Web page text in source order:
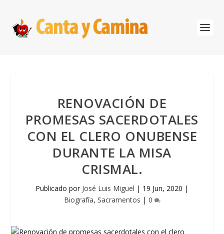
RENOVACIÓN DE
PROMESAS SACERDOTALES
CON EL CLERO ONUBENSE
DURANTE LA MISA
CRISMAL.
Publicado por José Luis Miguel | 19 Jun, 2020 |
Biografía, Sacramentos | 0